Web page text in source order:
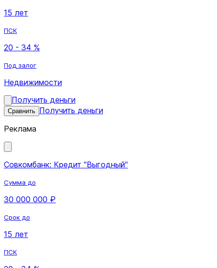
15 лет
ПСК
20 - 34 %
Под залог
Недвижимости
Получить деньги
Сравнить Получить деньги
Реклама
Совкомбанк: Кредит "Выгодный"
Сумма до
30 000 000 ₽
Срок до
15 лет
ПСК